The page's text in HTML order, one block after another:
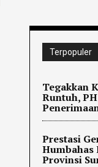
Terpopuler
Tegakkan
Runtuh,
Prestasi
Humbahas
Provinsi